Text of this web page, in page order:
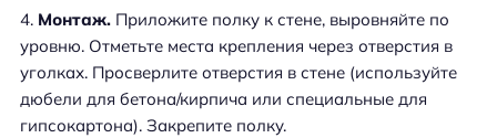
Монтаж. Приложите полку к стене, выровняйте по
уровню. Отметьте места крепления через отверстия в
уголках. Просверлите отверстия в стене (используйте
дюбели для бетона/кирпича или специальные для
гипсокартона). Закрепите полку.